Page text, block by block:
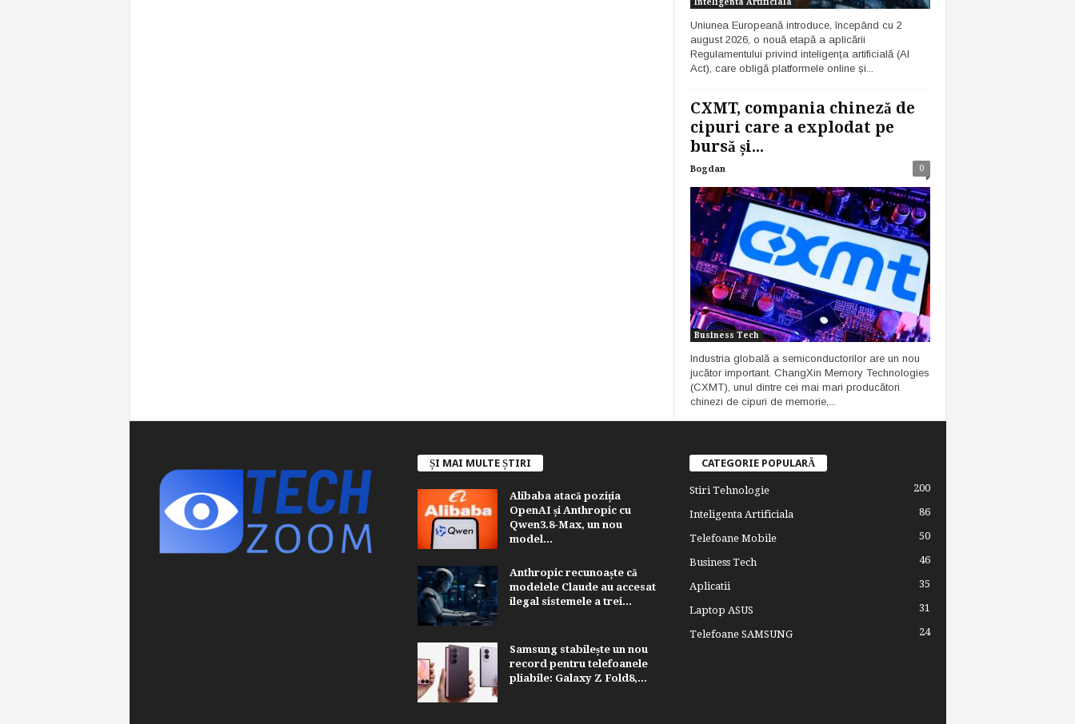
Inteligenta Artificiala
Uniunea Europeană introduce, începând cu 2
august 2026, o nouă etapă a aplicării
Regulamentului privind inteligența artificială (AI
Act), care obligă platformele online și...
CXMT, compania chineză de
cipuri care a explodat pe
bursă și...
Bogdan 0
Business Tech
Industria globală a semiconductorilor are un nou
jucător important. ChangXin Memory Technologies
(CXMT), unul dintre cei mai mari producători
chinezi de cipuri de memorie,...
ȘI MAI MULTE ȘTIRI
Alibaba atacă poziția
OpenAI și Anthropic cu
Qwen3.8-Max, un nou
model...
Anthropic recunoaște că
modelele Claude au accesat
ilegal sistemele a trei...
Samsung stabilește un nou
record pentru telefoanele
pliabile: Galaxy Z Fold8,...
CATEGORIE POPULARĂ
Stiri Tehnologie 200
Inteligenta Artificiala 86
Telefoane Mobile 50
Business Tech 46
Aplicatii 35
Laptop ASUS 31
Telefoane SAMSUNG 24